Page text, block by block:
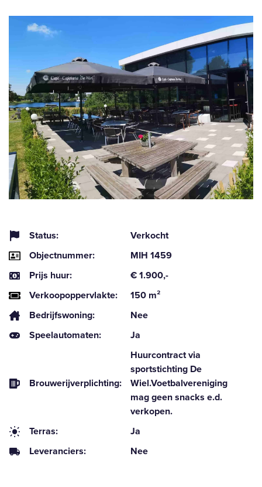
Status:
Verkocht
Objectnummer:
MIH 1459
Prijs huur:
€ 1.900,-
Verkoopoppervlakte:
150 m²
Bedrijfswoning:
Nee
Speelautomaten:
Ja
Brouwerijverplichting:
Huurcontract via
sportstichting De
Wiel.Voetbalvereniging
mag geen snacks e.d.
verkopen.
Terras:
Ja
Leveranciers:
Nee